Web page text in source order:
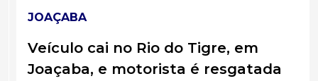
JOAÇABA
Veículo cai no Rio do Tigre, em
Joaçaba, e motorista é resgatada